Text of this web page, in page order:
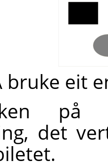
bruke eit
på
det